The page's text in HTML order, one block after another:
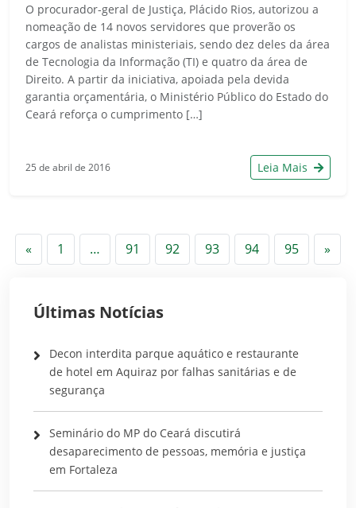
O procurador-geral de Justiça, Plácido Rios, autorizou a
nomeação de 14 novos servidores que proverão os
cargos de analistas ministeriais, sendo dez deles da área
de Tecnologia da Informação (TI) e quatro da área de
Direito. A partir da iniciativa, apoiada pela devida
garantia orçamentária, o Ministério Público do Estado do
Ceará reforça o cumprimento […]
25 de abril de 2016 Leia Mais
« Anterior
1 … 91 92 93 94 95 »
Últimas Notícias
Decon interdita parque aquático e restaurante
de hotel em Aquiraz por falhas sanitárias e de
segurança
Seminário do MP do Ceará discutirá
desaparecimento de pessoas, memória e justiça
em Fortaleza